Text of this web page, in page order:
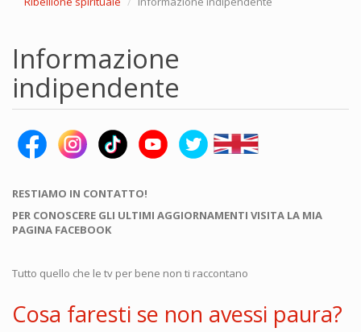
Informazione
indipendente
RESTIAMO IN CONTATTO!
PER CONOSCERE GLI ULTIMI AGGIORNAMENTI VISITA LA MIA
PAGINA FACEBOOK
Tutto quello che le tv per bene non ti raccontano
Cosa faresti se non avessi paura?